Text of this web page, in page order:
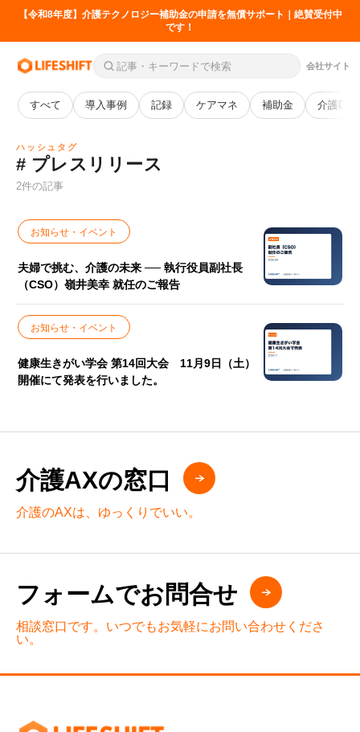
【令和8年度】介護テクノロジー補助金の申請を無償サポート｜絶賛受付中
です！
会社サイト
すべて 導入事例 記録 ケアマネ 補助金 介護DX
ハッシュタグ
# プレスリリース
2件の記事
お知らせ・イベント
夫婦で挑む、介護の未来 ── 執行役員副社長
（CSO）嶺井美幸 就任のご報告
お知らせ・イベント
健康生きがい学会 第14回大会 11月9日（土）
開催にて発表を行いました。
介護AXの窓口
介護のAXは、ゆっくりでいい。
フォームでお問合せ
相談窓口です。いつでもお気軽にお問い合わせくださ
い。